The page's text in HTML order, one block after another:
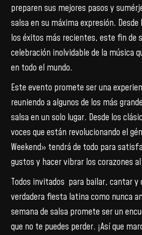
preparen sus mejores pasos y
salsa en su máxima expresión.
los éxitos más recientes, este fin de
celebración inolvidable de la música
en todo el mundo.
Este evento promete ser una
reuniendo a algunos de los más
salsa en un solo lugar. Desde los
voces que están revolucionando el
Weekend» tendrá de todo para
gustos y hacer vibrar los corazones
Todos invitados para bailar, cantar
verdadera fiesta latina como nunca
semana de salsa promete ser un
que no te puedes perder. ¡Así que